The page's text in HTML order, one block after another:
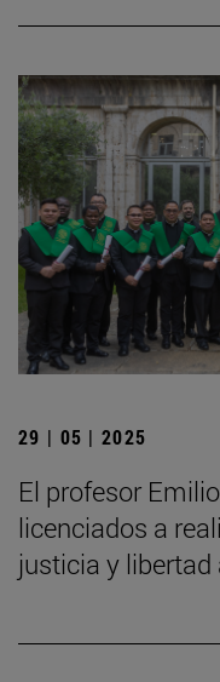
29 | 05 | 2025
El profesor
licenciados a
justicia y libertad